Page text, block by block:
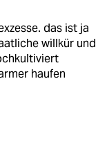
das ist ja
willkür und
haufen